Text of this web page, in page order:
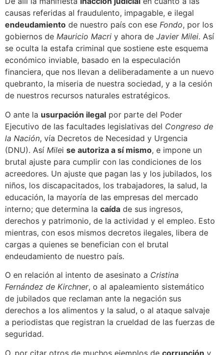
causas referidas al fraudulento, impagable, e ilegal
endeudamiento de nuestro país con ese Fondo, por los
gobiernos de Mauricio Macri y ahora de Javier Milei. Así
se oculta la estafa criminal que sostiene este esquema
económico inviable, basado en la especulación
financiera, que nos llevan a deliberadamente a un nuevo
quebranto, la miseria de nuestra sociedad, y a la cesión
de nuestros recursos naturales estratégicos.
O ante la usurpación ilegal por parte del Poder
Ejecutivo de las facultades legislativas del Congreso de
la Nación, vía Decretos de Necesidad y Urgencia
(DNU). Así Milei se autoriza a sí mismo, e impone un
brutal ajuste para cumplir con las condiciones de los
acreedores. Un ajuste que pagan las y los jubilados, los
niños, los discapacitados, los trabajadores, la salud, la
educación, la mayoría de las empresas del mercado
interno; que determina la caída de sus ingresos,
derechos y patrimonio, de la actividad y el empleo. Esto
mientras, con esos mismos decretos ilegales, libera de
cargas a quienes se benefician con el brutal
endeudamiento de nuestro país.
O en relación al intento de asesinato a Cristina
Fernández de Kirchner, o al apaleamiento sistemático
de jubilados que reclaman ante la negación sus
derechos a los alimentos y la salud, o al ataque salvaje
a periodistas que registran la crueldad de las fuerzas de
seguridad.
O, por citar otros de muchos ejemplos de corrupción y